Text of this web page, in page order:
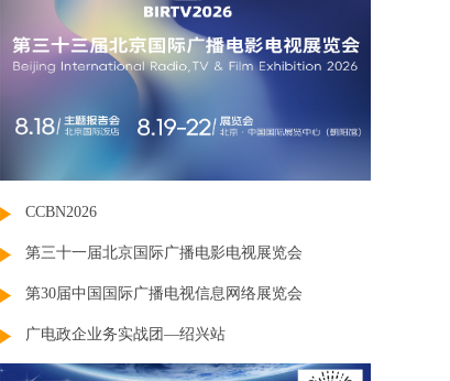
CCBN2026
第三十一届北京国际广播电影电视展览会
第30届中国国际广播电视信息网络展览会
广电政企业务实战团—绍兴站